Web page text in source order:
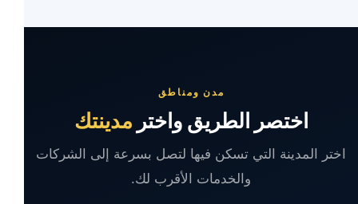
مدن ومناطق
اختصر الطريق واختر مدينتك
اختر المدينة التي تسكن فيها لتصل بسرعة إلى الشركات
والخدمات الأقرب لك.